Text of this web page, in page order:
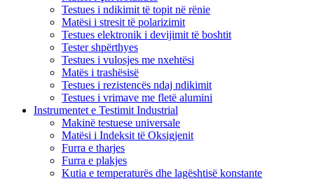
Testues i ndikimit të topit në rënie
Matësi i stresit të polarizimit
Testues elektronik i devijimit të boshtit
Tester shpërthyes
Testues i vulosjes me nxehtësi
Matës i trashësisë
Testues i rezistencës ndaj ndikimit
Testues i vrimave me fletë alumini
Instrumentet e Testimit Industrial
Makinë testuese universale
Matësi i Indeksit të Oksigjenit
Furra e tharjes
Furra e plakjes
Kutia e temperaturës dhe lagështisë konstante